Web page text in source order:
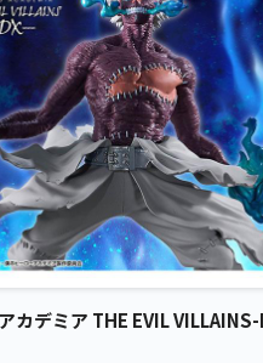
デミア THE EVIL